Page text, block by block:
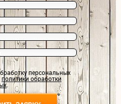
персональных
политики обработки
.